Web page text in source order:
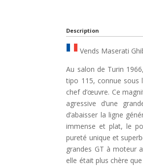
Description
Vends Maserati
Au salon de Turin
tipo 115, connue sous
chef d’œuvre. Ce
agressive d’une
d’abaisser la ligne
immense et plat, le
pureté unique et
grandes GT à moteur
elle était plus chère